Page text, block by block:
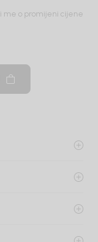
me o promijeni cijene